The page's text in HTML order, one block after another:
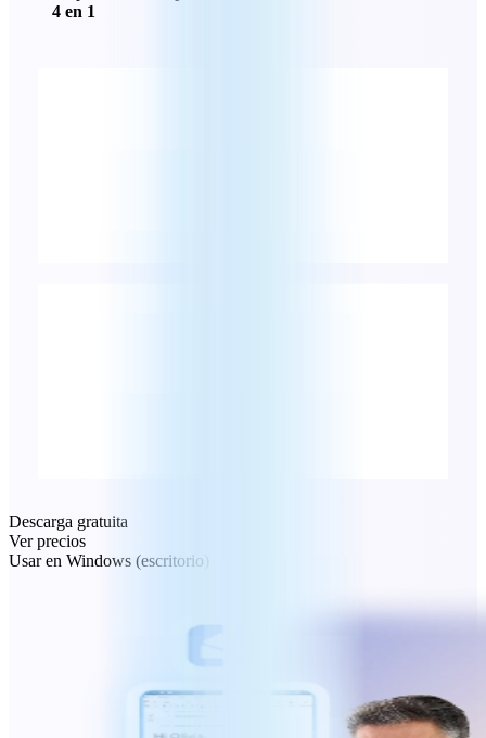
4 en 1
Descarga gratuita
Ver precios
Usar en Windows (escritorio)